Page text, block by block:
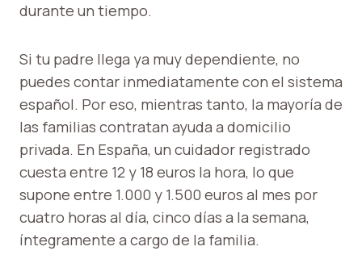
durante un tiempo.
Si tu padre llega ya muy dependiente, no
puedes contar inmediatamente con el sistema
español. Por eso, mientras tanto, la mayoría de
las familias contratan ayuda a domicilio
privada. En España, un cuidador registrado
cuesta entre 12 y 18 euros la hora, lo que
supone entre 1.000 y 1.500 euros al mes por
cuatro horas al día, cinco días a la semana,
íntegramente a cargo de la familia.